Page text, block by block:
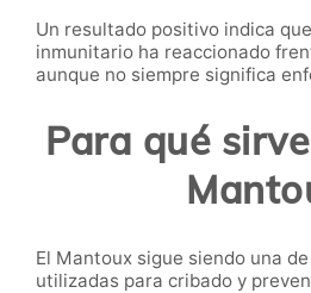
Un resultado positivo indica
inmunitario ha reaccionado
aunque no siempre significa
Para qué
El Mantoux sigue siendo una
utilizadas para cribado y